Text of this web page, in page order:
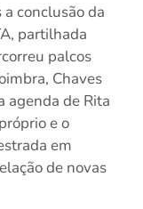
conclusão da
partilhada
palcos
Chaves
agenda de Rita
e o
em
de novas